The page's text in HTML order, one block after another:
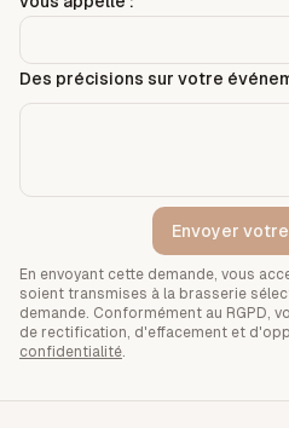
Des précisions sur votre
Envoyer
En envoyant cette demande, vous
soient transmises à la brasserie
demande. Conformément au RGPD,
de rectification, d'effacement et
confidentialité.